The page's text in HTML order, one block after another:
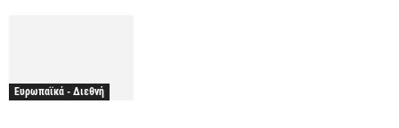
Ευρωπαϊκά - Διεθνή